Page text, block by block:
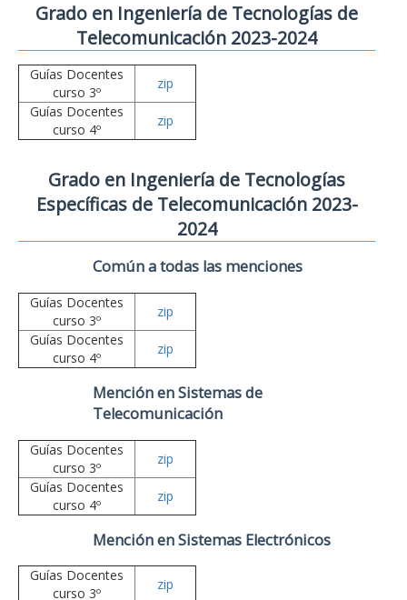
Grado en Ingeniería de Tecnologías de
Telecomunicación 2023-2024
Guías Docentes
curso 3º
zip
Guías Docentes
curso 4º
zip
Grado en Ingeniería de Tecnologías
Específicas de Telecomunicación 2023-
2024
Común a todas las menciones
Guías Docentes
curso 3º
zip
Guías Docentes
curso 4º
zip
Mención en Sistemas de
Telecomunicación
Guías Docentes
curso 3º
zip
Guías Docentes
curso 4º
zip
Mención en Sistemas Electrónicos
Guías Docentes
curso 3º
zip